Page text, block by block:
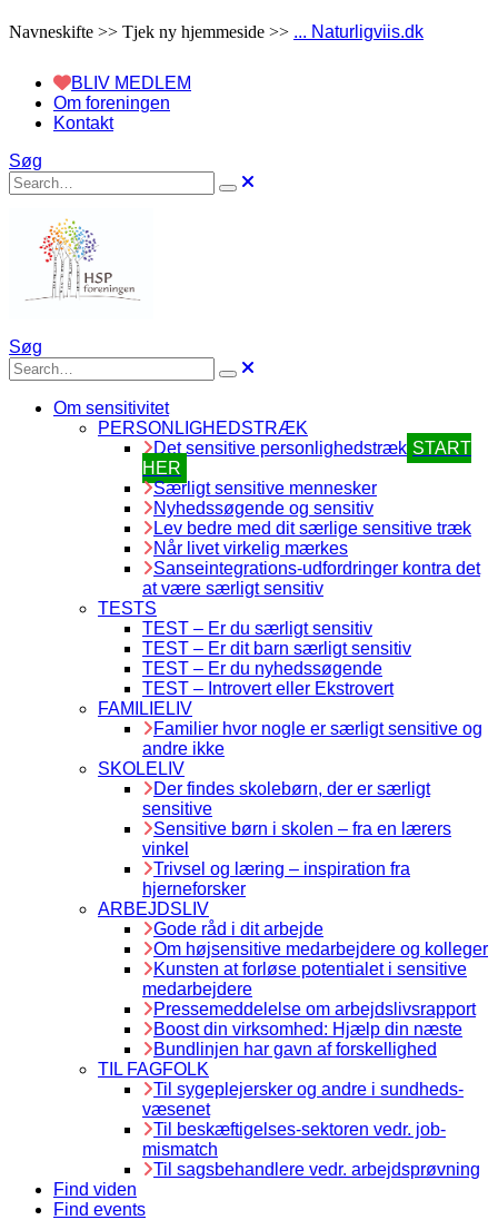
Navneskifte >> Tjek ny hjemmeside >> ... Naturligviis.dk
BLIV MEDLEM
Om foreningen
Kontakt
Søg
Søg
Om sensitivitet
PERSONLIGHEDSTRÆK
Det sensitive personlighedstræk START
HER
Særligt sensitive mennesker
Nyhedssøgende og sensitiv
Lev bedre med dit særlige sensitive træk
Når livet virkelig mærkes
Sanseintegrations-udfordringer kontra det
at være særligt sensitiv
TESTS
TEST – Er du særligt sensitiv
TEST – Er dit barn særligt sensitiv
TEST – Er du nyhedssøgende
TEST – Introvert eller Ekstrovert
FAMILIELIV
Familier hvor nogle er særligt sensitive og
andre ikke
SKOLELIV
Der findes skolebørn, der er særligt
sensitive
Sensitive børn i skolen – fra en lærers
vinkel
Trivsel og læring – inspiration fra
hjerneforsker
ARBEJDSLIV
Gode råd i dit arbejde
Om højsensitive medarbejdere og kolleger
Kunsten at forløse potentialet i sensitive
medarbejdere
Pressemeddelelse om arbejdslivsrapport
Boost din virksomhed: Hjælp din næste
Bundlinjen har gavn af forskellighed
TIL FAGFOLK
Til sygeplejersker og andre i sundheds-
væsenet
Til beskæftigelses-sektoren vedr. job-
mismatch
Til sagsbehandlere vedr. arbejdsprøvning
Find viden
Find events